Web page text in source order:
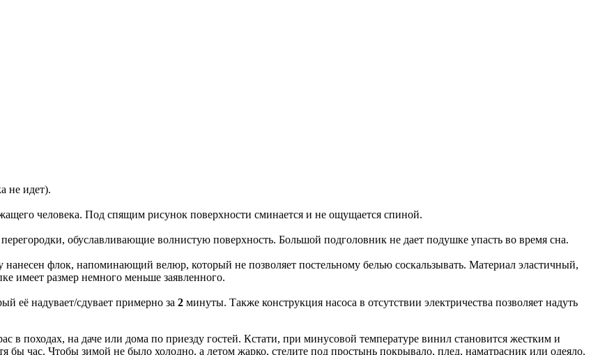
не идет).
человека. Под спящим рисунок поверхности сминается и не ощущается спиной.
обуславливающие волнистую поверхность. Большой подголовник не дает подушке упасть во время сна.
флок, напоминающий велюр, который не позволяет постельному белью соскальзывать. Материал эластичный,
имеет размер немного меньше заявленного.
её надувает/сдувает примерно за 2 минуты. Также конструкция насоса в отсутствии электричества позволяет надуть
в походах, на даче или дома по приезду гостей. Кстати, при минусовой температуре винил становится жестким и
бы час. Чтобы зимой не было холодно, а летом жарко, стелите под простынь покрывало, плед, наматрасник или одеяло.